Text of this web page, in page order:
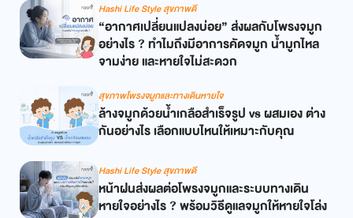
Hashi Life Style สุขภาพดี
“อากาศเปลี่ยนแปลงบ่อย” ส่งผลกับโพรงจมูก
อย่างไร ? ทำไมถึงมีอาการคัดจมูก น้ำมูกไหล
จามง่าย และหายใจไม่สะดวก
สุขภาพโพรงจมูกและทางเดินหายใจ
ล้างจมูกด้วยน้ำเกลือสำเร็จรูป vs ผสมเอง ต่าง
กันอย่างไร เลือกแบบไหนให้เหมาะกับคุณ
Hashi Life Style สุขภาพดี
หน้าฝนส่งผลต่อโพรงจมูกและระบบทางเดิน
หายใจอย่างไร ? พร้อมวิธีดูแลจมูกให้หายใจโล่ง